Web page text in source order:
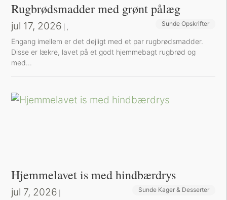
Rugbrødsmadder med grønt pålæg
jul 17, 2026 Sund Aftensmad
, Sunde Opskrifter
Engang imellem er det dejligt med et par rugbrødsmadder.
Disse er lækre, lavet på et godt hjemmebagt rugbrød og
med...
Hjemmelavet is med hindbærdrys
jul 7, 2026 Sunde Kager & Desserter